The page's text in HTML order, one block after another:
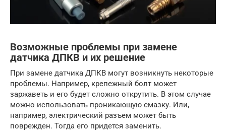
Возможные проблемы при замене
датчика ДПКВ и их решение
При замене датчика ДПКВ могут возникнуть некоторые
проблемы. Например, крепежный болт может
заржаветь и его будет сложно открутить. В этом случае
можно использовать проникающую смазку. Или,
например, электрический разъем может быть
поврежден. Тогда его придется заменить.